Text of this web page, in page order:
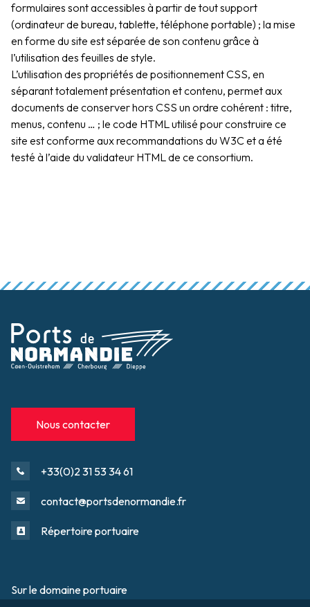
formulaires sont accessibles à partir de tout support
(ordinateur de bureau, tablette, téléphone portable) ; la mise
en forme du site est séparée de son contenu grâce à
l’utilisation des feuilles de style.
L’utilisation des propriétés de positionnement CSS, en
séparant totalement présentation et contenu, permet aux
documents de conserver hors CSS un ordre cohérent : titre,
menus, contenu … ; le code HTML utilisé pour construire ce
site est conforme aux recommandations du W3C et a été
testé à l’aide du validateur HTML de ce consortium.
Nous contacter
+33(0)2 31 53 34 61
contact@portsdenormandie.fr
Répertoire portuaire
Footer
Sur le domaine portuaire